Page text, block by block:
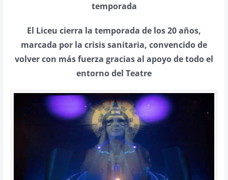
temporada
El Liceu cierra la temporada de los 20 años,
marcada por la crisis sanitaria, convencido de
volver con más fuerza gracias al apoyo de todo el
entorno del Teatre